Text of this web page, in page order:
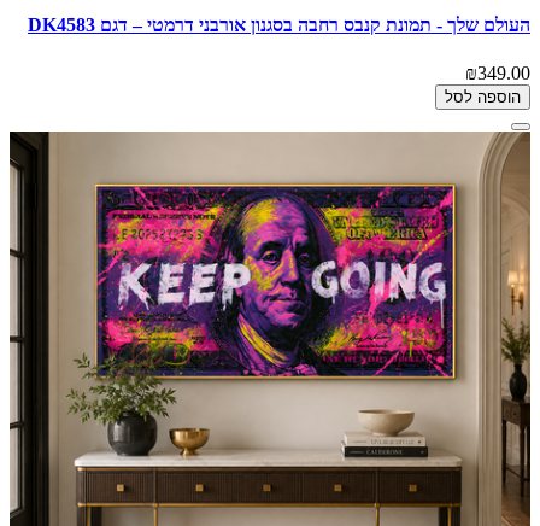
העולם שלך - תמונת קנבס רחבה בסגנון אורבני דרמטי – דגם DK4583
₪349.00
הוספה לסל